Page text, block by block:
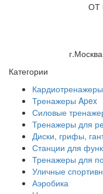
ОТ
Категории
Кардиотренажеры
Тренажеры Apex
Силовые
Тренажеры для
Диски, грифы,
Станции для
Тренажеры для
Уличные
Аэробика